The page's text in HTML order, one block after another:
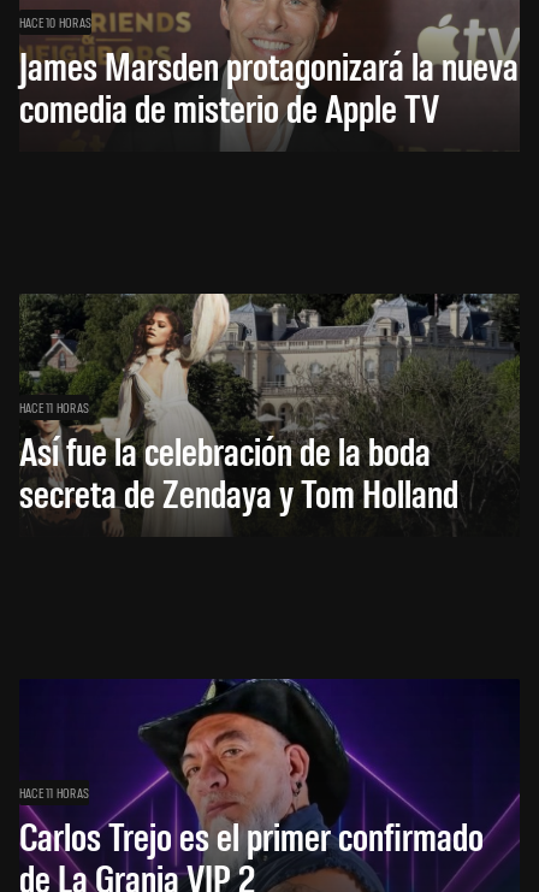
HACE 10 HORAS
James Marsden protagonizará la nueva
comedia de misterio de Apple TV
HACE 11 HORAS
Así fue la celebración de la boda
secreta de Zendaya y Tom Holland
HACE 11 HORAS
Carlos Trejo es el primer confirmado
de La Granja VIP 2